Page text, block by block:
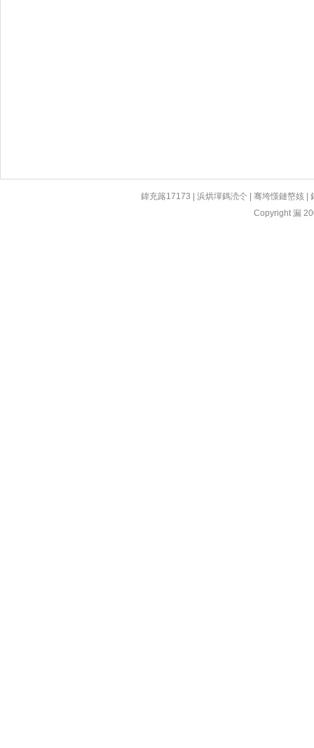
鍏充簬17173 |浜烘墠鎷涜仒 |骞垮憡鏈嶅姟 |
Copyright 漏